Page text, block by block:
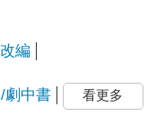
編
劇中書 看更多